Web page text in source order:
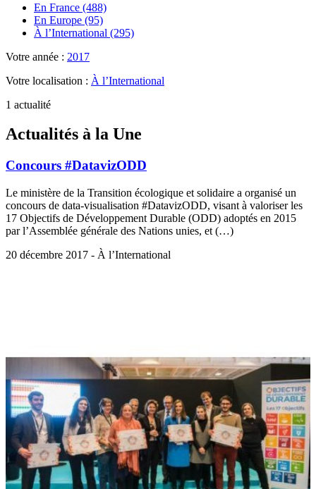
En France (488)
En Europe (95)
À l’International (295)
Votre année : 2017
Votre localisation : À l’International
1 actualité
Actualités à la Une
Concours #DatavizODD
Le ministère de la Transition écologique et solidaire a organisé un
concours de data-visualisation #DatavizODD, visant à valoriser les
17 Objectifs de Développement Durable (ODD) adoptés en 2015
par l’Assemblée générale des Nations unies, et (…)
20 décembre 2017 - À l’International